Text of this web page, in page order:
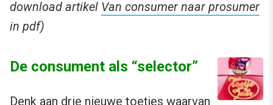
download artikel Van consumer naar prosumer
in pdf)
De consument als “selector”
Denk aan drie nieuwe toetjes waarvan